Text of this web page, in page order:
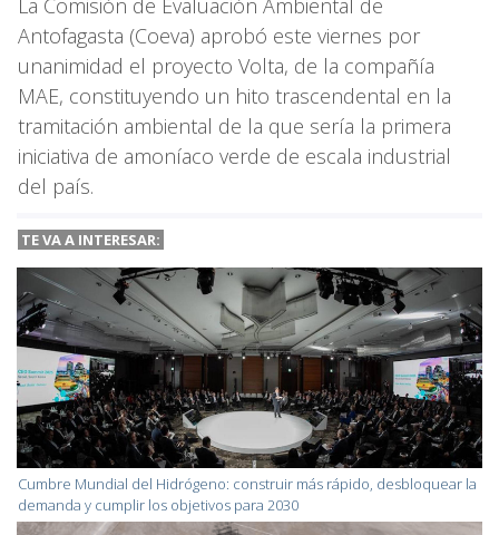
La Comisión de Evaluación Ambiental de
Antofagasta (Coeva) aprobó este viernes por
unanimidad el proyecto Volta, de la compañía
MAE, constituyendo un hito trascendental en la
tramitación ambiental de la que sería la primera
iniciativa de amoníaco verde de escala industrial
del país.
TE VA A INTERESAR:
Cumbre Mundial del Hidrógeno: construir más rápido, desbloquear la
demanda y cumplir los objetivos para 2030